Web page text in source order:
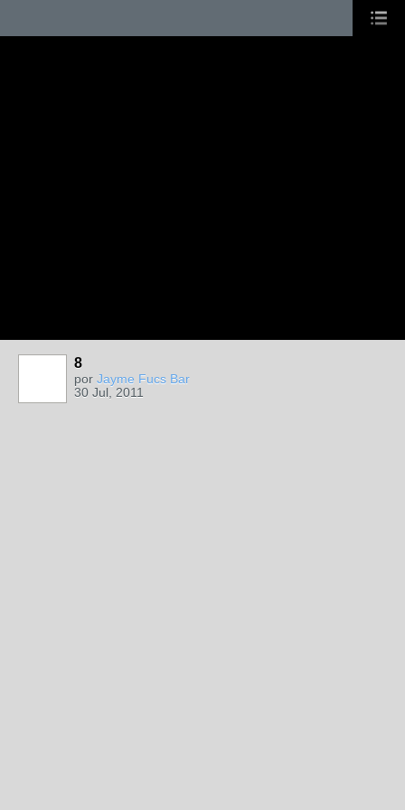
8
por Jayme Fucs Bar
30 Jul, 2011